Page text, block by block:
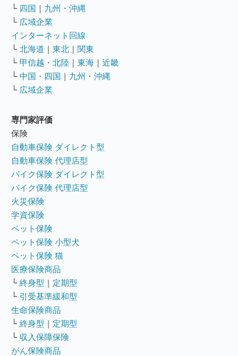
└ 四国 ｜ 九州・沖縄
└ 広域企業
インターネット回線
└ 北海道 ｜ 東北 ｜ 関東
└ 甲信越・北陸 ｜ 東海 ｜ 近畿
└ 中国・四国 ｜ 九州・沖縄
└ 広域企業
専門家評価
保険
自動車保険 ダイレクト型
自動車保険 代理店型
バイク保険 ダイレクト型
バイク保険 代理店型
火災保険
学資保険
ペット保険
ペット保険 小型犬
ペット保険 猫
医療保険商品
└ 終身型 ｜ 定期型
└ 引受基準緩和型
生命保険商品
└ 終身型 ｜ 定期型
└ 収入保障保険
がん保険商品